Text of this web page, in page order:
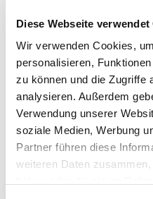
Diese Webseite verwendet
Wir verwenden Cookies,
personalisieren,
zu können und die Zugriffe
analysieren. Außerdem
Verwendung unserer
soziale Medien, Werbung
Partner führen diese
weiteren Daten